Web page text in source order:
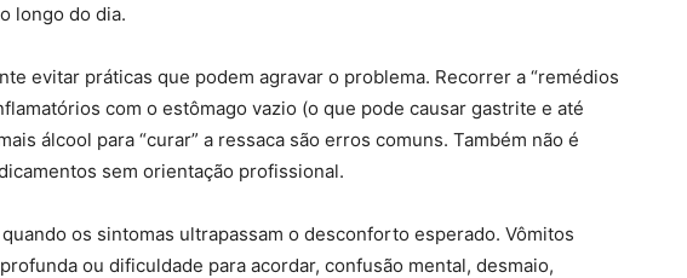
longo do dia.
evitar práticas que podem agravar o problema. Recorrer a “remédios
com o estômago vazio (o que pode causar gastrite e até
álcool para “curar” a ressaca são erros comuns. Também não é
sem orientação profissional.
os sintomas ultrapassam o desconforto esperado. Vômitos
ou dificuldade para acordar, confusão mental, desmaio,